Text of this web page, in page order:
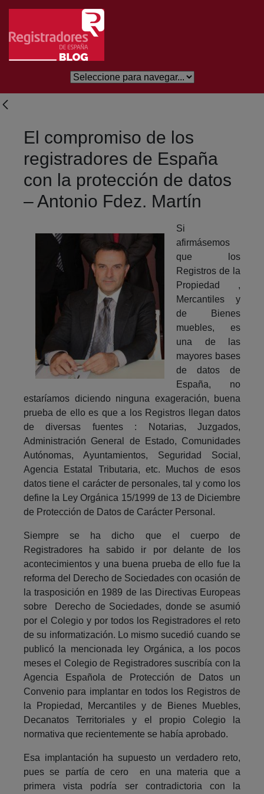
Saltar al contenido principal
El compromiso de los
registradores de España
con la protección de datos
– Antonio Fdez. Martín
Si
afirmásemos
que los
Registros de la
Propiedad ,
Mercantiles y
de Bienes
muebles, es
una de las
mayores bases
de datos de
España, no
estaríamos diciendo ninguna exageración, buena
prueba de ello es que a los Registros llegan datos
de diversas fuentes : Notarias, Juzgados,
Administración General de Estado, Comunidades
Autónomas, Ayuntamientos, Seguridad Social,
Agencia Estatal Tributaria, etc. Muchos de esos
datos tiene el carácter de personales, tal y como los
define la Ley Orgánica 15/1999 de 13 de Diciembre
de Protección de Datos de Carácter Personal.
Siempre se ha dicho que el cuerpo de
Registradores ha sabido ir por delante de los
acontecimientos y una buena prueba de ello fue la
reforma del Derecho de Sociedades con ocasión de
la trasposición en 1989 de las Directivas Europeas
sobre Derecho de Sociedades, donde se asumió
por el Colegio y por todos los Registradores el reto
de su informatización. Lo mismo sucedió cuando se
publicó la mencionada ley Orgánica, a los pocos
meses el Colegio de Registradores suscribía con la
Agencia Española de Protección de Datos un
Convenio para implantar en todos los Registros de
la Propiedad, Mercantiles y de Bienes Muebles,
Decanatos Territoriales y el propio Colegio la
normativa que recientemente se había aprobado.
Esa implantación ha supuesto un verdadero reto,
pues se partía de cero en una materia que a
primera vista podría ser contradictoria con la